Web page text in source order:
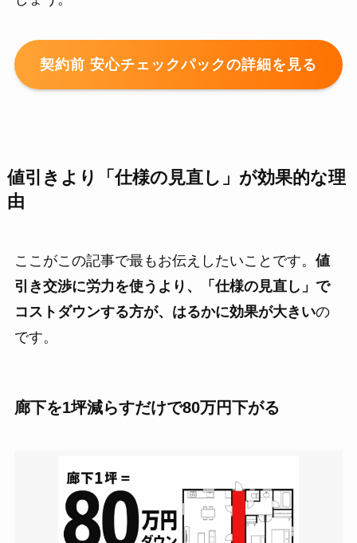
契約前 安心チェックパックの詳細を見る
値引きより「仕様の見直し」が効果的な理
由
ここがこの記事で最もお伝えしたいことです。 値
引き交渉に労力を使うより、「仕様の見直し」で
コストダウンする方が、はるかに効果が大きいの
です。
廊下を1坪減らすだけで80万円下がる